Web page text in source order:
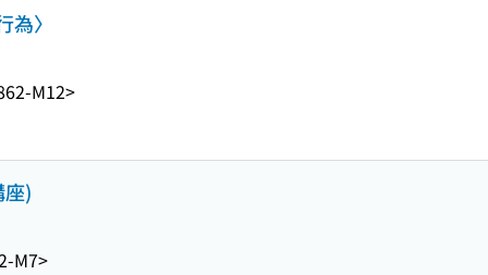
〉
M12>
)
M7>